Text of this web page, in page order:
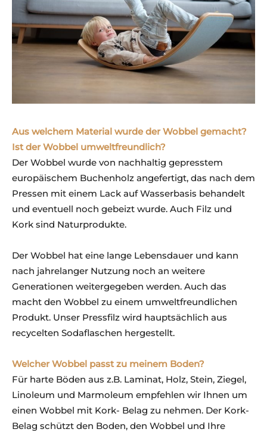
Aus welchem Material wurde der Wobbel gemacht?
Ist der Wobbel umweltfreundlich?
Der Wobbel wurde von nachhaltig gepresstem
europäischem Buchenholz angefertigt, das nach dem
Pressen mit einem Lack auf Wasserbasis behandelt
und eventuell noch gebeizt wurde. Auch Filz und
Kork sind Naturprodukte.
Der Wobbel hat eine lange Lebensdauer und kann
nach jahrelanger Nutzung noch an weitere
Generationen weitergegeben werden. Auch das
macht den Wobbel zu einem umweltfreundlichen
Produkt. Unser Pressfilz wird hauptsächlich aus
recycelten Sodaflaschen hergestellt.
Welcher Wobbel passt zu meinem Boden?
Für harte Böden aus z.B. Laminat, Holz, Stein, Ziegel,
Linoleum und Marmoleum empfehlen wir Ihnen um
einen Wobbel mit Kork- Belag zu nehmen. Der Kork-
Belag schützt den Boden, den Wobbel und Ihre